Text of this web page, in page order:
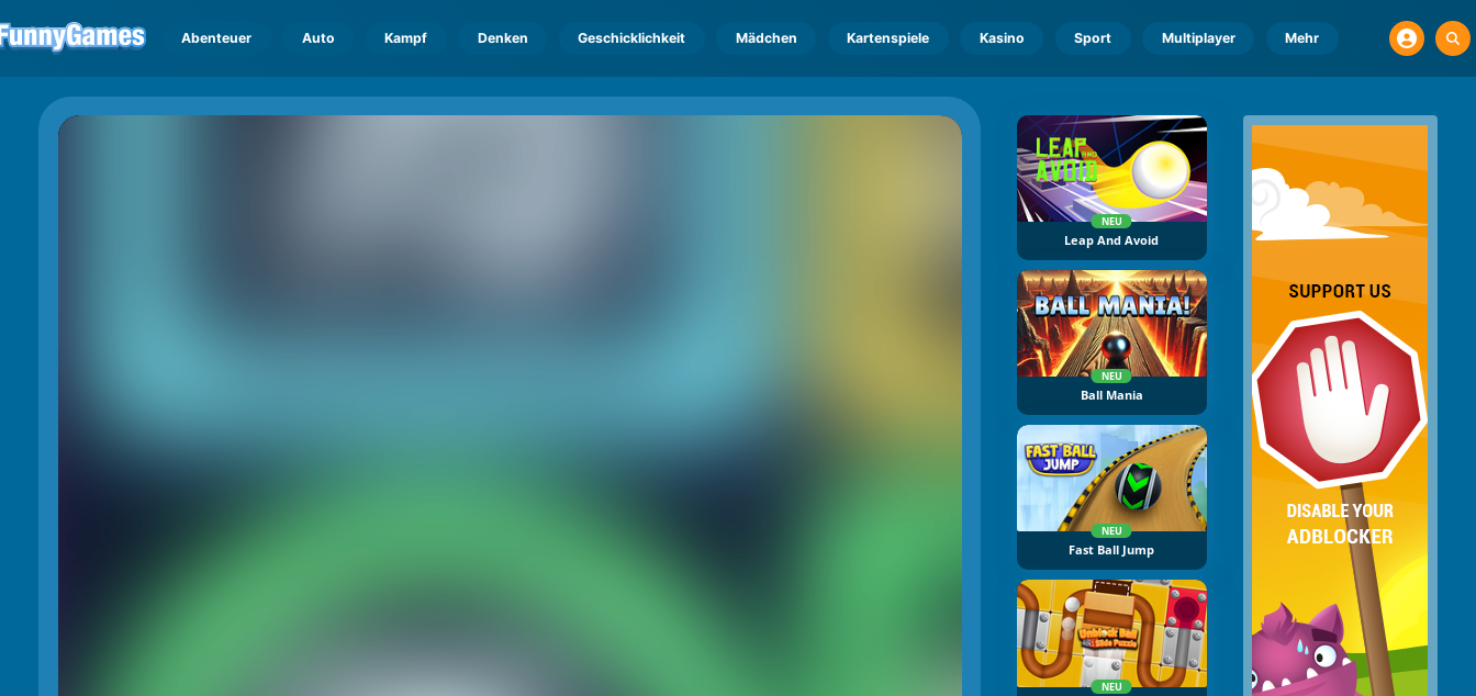
Abenteuer Auto Kampf Denken Geschicklichkeit Mädchen Kartenspiele Kasino Sport Multiplayer Mehr
NEU
Leap And Avoid
NEU
Ball Mania
NEU
Fast Ball Jump
NEU